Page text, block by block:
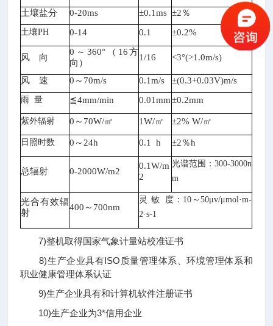
土壤盐分 0-20ms ±0.1ms ±2％
土壤PH 0-14 0.1 ±0.2%
风 向
0～360°（16方
向）
1/16 <3°(>1.0m/s)
风 速 0～70m/s 0.1m/s ±(0.3+0.03V)m/s
雨 量 ≦4mm/min 0.01mm ±0.2mm
紫外辐射 0～70W/㎡ 1W/㎡ ±2% W/㎡
日照时数 0～24h 0.1 h ±2％h
总辐射 0-2000W/m2
0.1W/m
2
光谱范围：300-3000n
m
光合有效辐
射
400～700nm
灵 敏 度：10～50μv/μmol·m-
2·s-1
7)整机取得国家气象计量站校准证书
8)生产企业具有ISO质量管理体系、环境管理体系和
职业健康管理体系认证
9)生产企业具有和计算机软件注册证书
10)生产企业为3*信用企业